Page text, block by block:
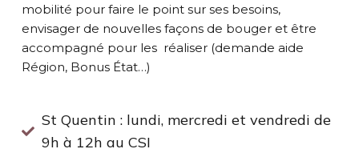
mobilité pour faire le point sur ses besoins,
envisager de nouvelles façons de bouger et être
accompagné pour les réaliser (demande aide
Région, Bonus État…)
St Quentin : lundi, mercredi et vendredi de
9h à 12h au CSI